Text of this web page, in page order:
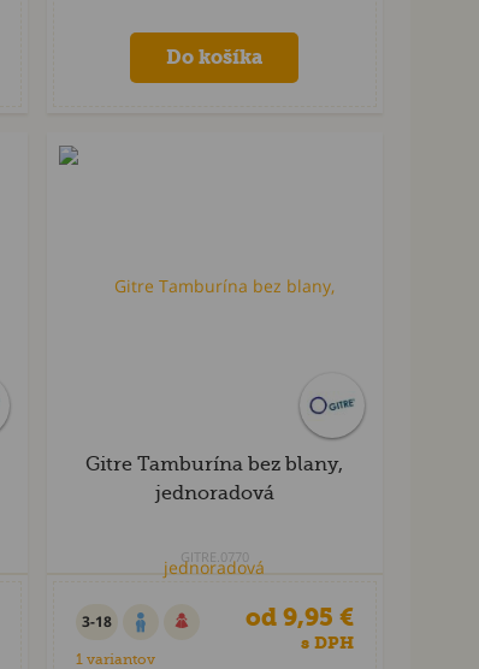
Gitre Tamburína bez blany,
jednoradová
GITRE.0770
3-18
1 variantov
od 9,95 €
s DPH